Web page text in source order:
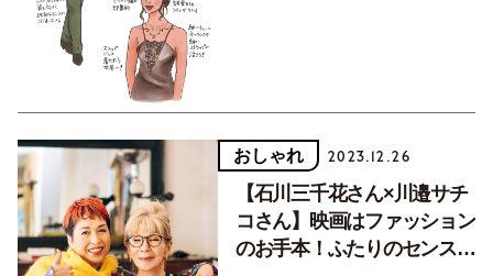
おしゃれ 2023.12.26
【石川三千花さん×川邉サチ
コさん】映画はファッション
のお手本！ふたりのセンスを